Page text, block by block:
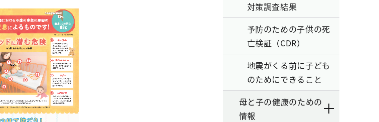
対策調査結果
予防のための子供の死
亡検証（CDR）
地震がくる前に子ども
のためにできること
母と子の健康のための
情報